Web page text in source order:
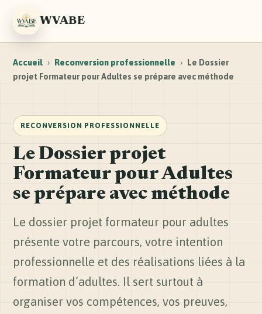
WVABE
Accueil › Reconversion professionnelle ›
Le Dossier
projet Formateur pour Adultes se prépare avec méthode
RECONVERSION PROFESSIONNELLE
Le Dossier projet
Formateur pour Adultes
se prépare avec méthode
Le dossier projet formateur pour adultes
présente votre parcours, votre intention
professionnelle et des réalisations liées à la
formation d’adultes. Il sert surtout à
organiser vos compétences, vos preuves,